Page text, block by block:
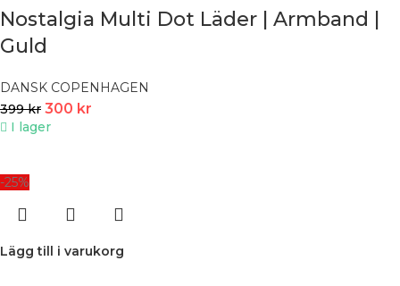
Nostalgia Multi Dot Läder | Armband |
Guld
DANSK COPENHAGEN
399kr 300 kr
I lager
-25%
Lägg till i varukorg